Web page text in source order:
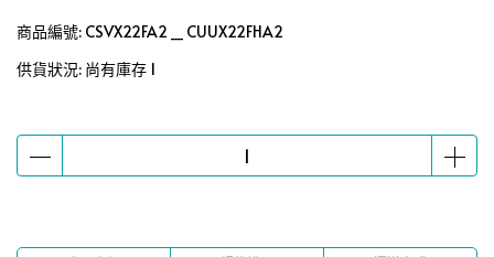
商品編號: CSVX22FA2 _ CUUX22FHA2
供貨狀況: 尚有庫存 1